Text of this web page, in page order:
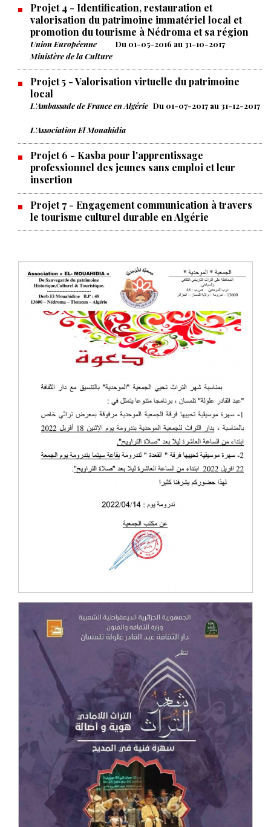
Projet 4 - Identification, restauration et
valorisation du patrimoine immatériel local et
promotion du tourisme à Nédroma et sa région
Union Européenne
Ministère de la Culture
Du 01-05-2016 au 31-10-2017
Projet 5 - Valorisation virtuelle du patrimoine
local
L'Ambassade de France en Algérie
L'Association El Mouahidia
Du 01-07-2017 au 31-12-2017
Projet 6 - Kasba pour l'apprentissage
professionnel des jeunes sans emploi et leur
insertion
Projet 7- Engagement communication à travers
le tourisme culturel durable en Algérie